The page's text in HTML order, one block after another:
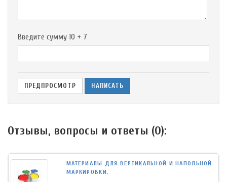
Введите сумму 10 + 7
Отзывы, вопросы и ответы (0):
МАТЕРИАЛЫ ДЛЯ ВЕРТИКАЛЬНОЙ И НАПОЛЬНОЙ
МАРКИРОВКИ.